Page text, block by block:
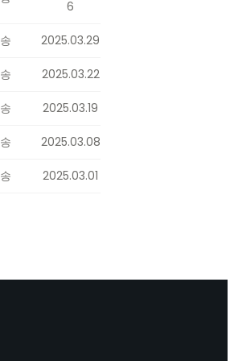
6
2025.03.29
2025.03.22
2025.03.19
2025.03.08
2025.03.01